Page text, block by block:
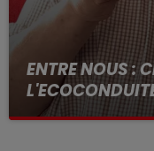
ENTRE NOUS :